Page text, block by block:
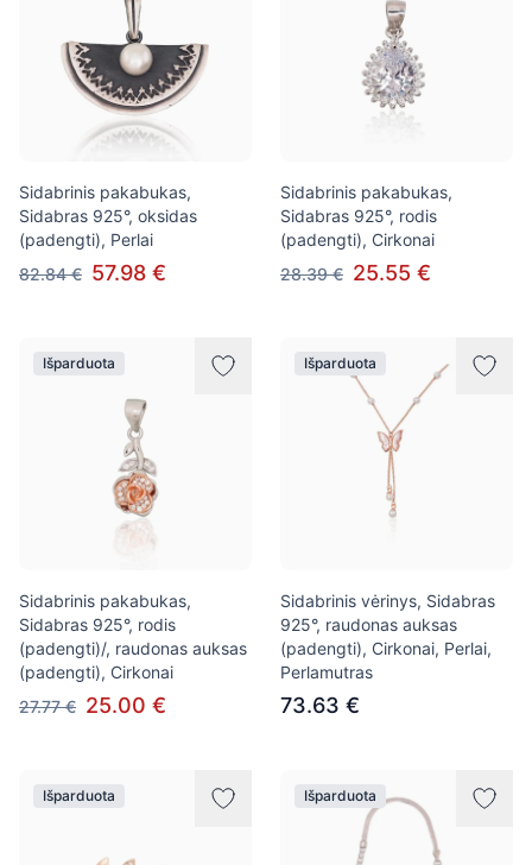
Sidabrinis pakabukas,
Sidabras 925°, oksidas
(padengti), Perlai
82.84 € 57.98 €
Sidabrinis pakabukas,
Sidabras 925°, rodis
(padengti), Cirkonai
28.39 € 25.55 €
Išparduota
Sidabrinis pakabukas,
Sidabras 925°, rodis
(padengti)/, raudonas auksas
(padengti), Cirkonai
27.77 € 25.00 €
Išparduota
Sidabrinis vėrinys, Sidabras
925°, raudonas auksas
(padengti), Cirkonai, Perlai,
Perlamutras
73.63 €
Išparduota Išparduota